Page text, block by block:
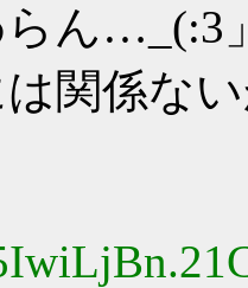
らん…_(:3
は関係な